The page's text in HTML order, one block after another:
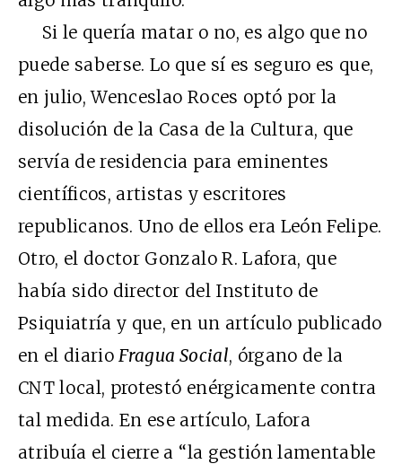
Si le quería matar o no, es algo que no
puede saberse. Lo que sí es seguro es que,
en julio, Wenceslao Roces optó por la
disolución de la Casa de la Cultura, que
servía de residencia para eminentes
científicos, artistas y escritores
republicanos. Uno de ellos era León Felipe.
Otro, el doctor Gonzalo R. Lafora, que
había sido director del Instituto de
Psiquiatría y que, en un artículo publicado
en el diarioFragua Social, órgano de la
CNT local, protestó enérgicamente contra
tal medida. En ese artículo, Lafora
atribuía el cierre a “la gestión lamentable